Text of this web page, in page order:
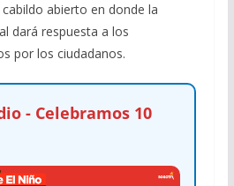
abierto en donde la
dará respuesta a los
por los ciudadanos.
- Celebramos 10